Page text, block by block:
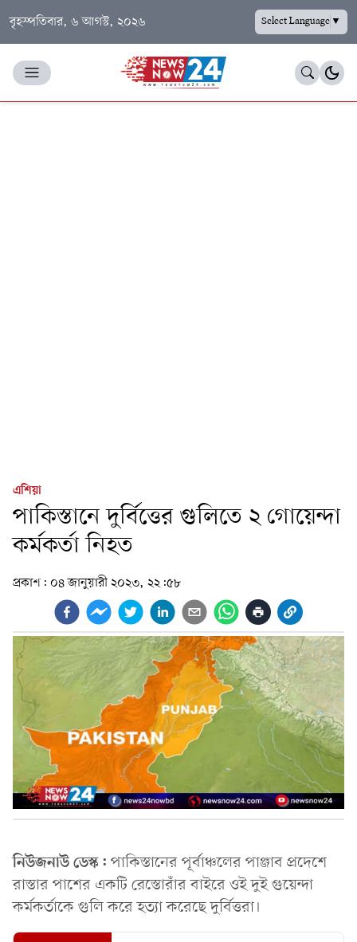
বৃহস্পতিবার, ৬ আগস্ট, ২০২৬ Select Language▼
এশিয়া
পাকিস্তানে দুর্বিত্তের গুলিতে ২ গোয়েন্দা
কর্মকর্তা নিহত
প্রকাশ: ০৪ জানুয়ারী ২০২৩, ২২:৫৮
নিউজনাউ ডেস্ক: পাকিস্তানের পূর্বাঞ্চলের পাঞ্জাব প্রদেশে
রাস্তার পাশের একটি রেস্তোরাঁর বাইরে ওই দুই গুয়েন্দা
কর্মকর্তাকে গুলি করে হত্যা করেছে দুর্বিত্তরা।